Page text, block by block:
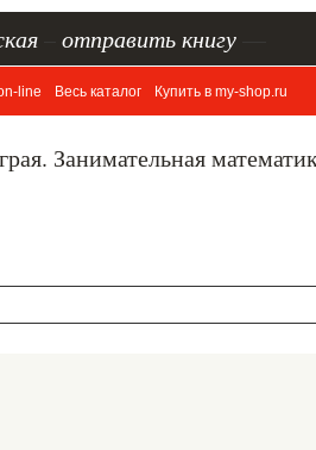
отправить книгу
line Весь каталог Купить в my-shop.ru
Занимательная